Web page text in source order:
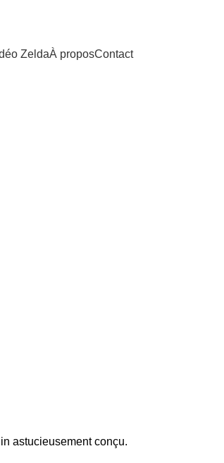
ZeldaÀ proposContact
astucieusement conçu.